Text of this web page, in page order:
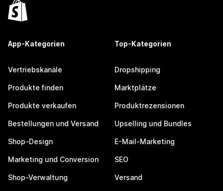
App-Kategorien
Vertriebskanäle
Produkte finden
Produkte verkaufen
Bestellungen und Versand
Shop-Design
Marketing und Conversion
Shop-Verwaltung
Top-Kategorien
Dropshipping
Marktplätze
Produktrezensionen
Upselling und Bundles
E-Mail-Marketing
SEO
Versand